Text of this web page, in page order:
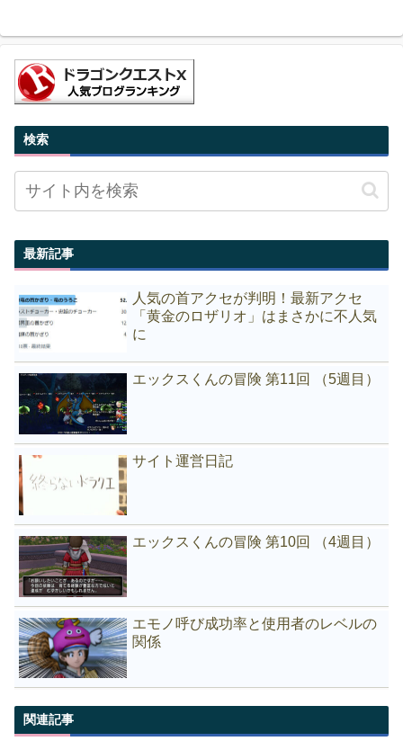
検索
最新記事
人気の首アクセが判明！最新アクセ
「黄金のロザリオ」はまさかに不人気
に
エックスくんの冒険 第11回 （5週目）
サイト運営日記
エックスくんの冒険 第10回 （4週目）
エモノ呼び成功率と使用者のレベルの
関係
関連記事